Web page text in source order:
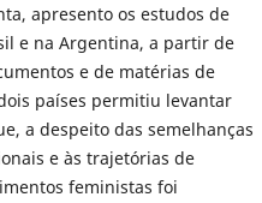
apresento os estudos de
e na Argentina, a partir de
e de matérias de
países permitiu levantar
a despeito das semelhanças
e às trajetórias de
feministas foi